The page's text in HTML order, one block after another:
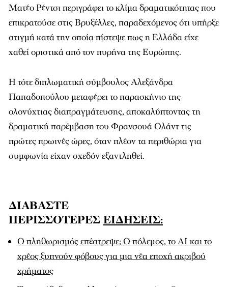
Ματέο Ρέντσι περιγράφει το κλίμα δραματικότητας που
επικρατούσε στις Βρυξέλλες, παραδεχόμενος ότι υπήρξε
στιγμή κατά την οποία πίστεψε πως η Ελλάδα είχε
χαθεί οριστικά από τον πυρήνα της Ευρώπης.
Η τότε διπλωματική σύμβουλος Αλεξάνδρα
Παπαδοπούλου μεταφέρει το παρασκήνιο της
ολονύχτιας διαπραγμάτευσης, αποκαλύπτοντας τη
δραματική παρέμβαση του Φρανσουά Ολάντ τις
πρώτες πρωινές ώρες, όταν πλέον τα περιθώρια για
συμφωνία είχαν σχεδόν εξαντληθεί.
ΔΙΑΒΑΣΤΕ
ΠΕΡΙΣΣΟΤΕΡΕΣ ΕΙΔΗΣΕΙΣ:
Ο πληθωρισμός επέστρεψε; Ο πόλεμος, το AI και το
χρέος ξυπνούν φόβους για μια νέα εποχή ακριβού
χρήματος